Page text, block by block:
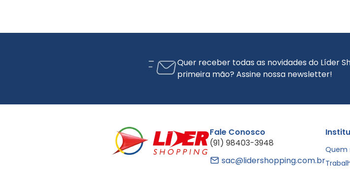
Quer receber todas as novidades do Líder
primeira mão? Assine nossa newsletter!
Fale Conosco
(91) 98403-3948
sac@lidershopping.com.br
Quem